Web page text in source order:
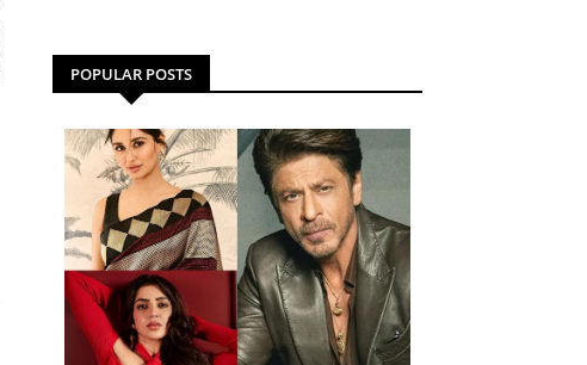
POPULAR POSTS